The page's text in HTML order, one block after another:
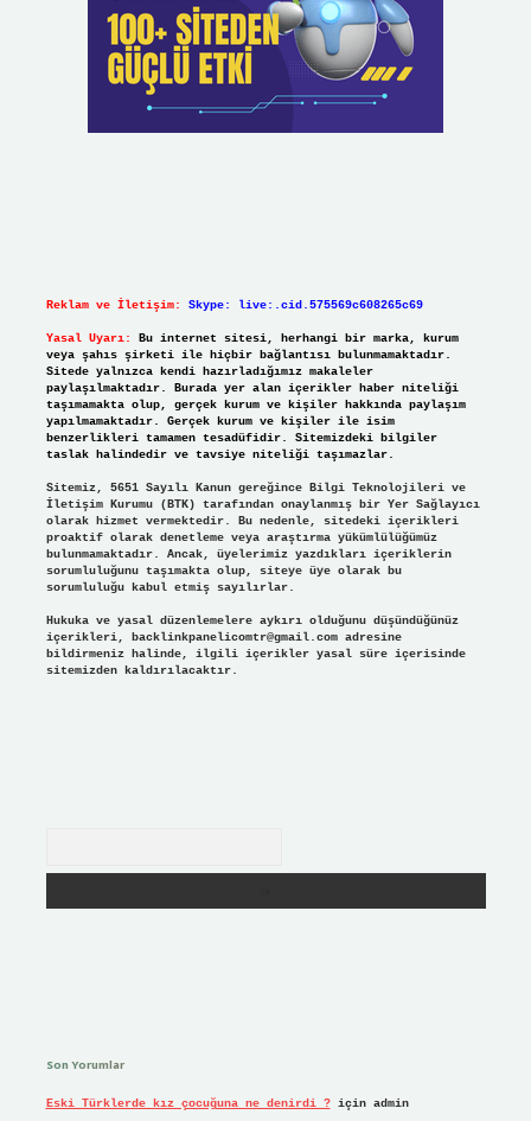
Reklam ve İletişim: Skype: live:.cid.575569c608265c69
Yasal Uyarı:
Bu internet sitesi, herhangi bir marka, kurum
veya şahıs şirketi ile hiçbir bağlantısı bulunmamaktadır.
Sitede yalnızca kendi hazırladığımız makaleler
paylaşılmaktadır. Burada yer alan içerikler haber niteliği
taşımamakta olup, gerçek kurum ve kişiler hakkında paylaşım
yapılmamaktadır. Gerçek kurum ve kişiler ile isim
benzerlikleri tamamen tesadüfidir. Sitemizdeki bilgiler
taslak halindedir ve tavsiye niteliği taşımazlar.
Sitemiz, 5651 Sayılı Kanun gereğince Bilgi Teknolojileri ve
İletişim Kurumu (BTK) tarafından onaylanmış bir Yer Sağlayıcı
olarak hizmet vermektedir. Bu nedenle, sitedeki içerikleri
proaktif olarak denetleme veya araştırma yükümlülüğümüz
bulunmamaktadır. Ancak, üyelerimiz yazdıkları içeriklerin
sorumluluğunu taşımakta olup, siteye üye olarak bu
sorumluluğu kabul etmiş sayılırlar.
Hukuka ve yasal düzenlemelere aykırı olduğunu düşündüğünüz
içerikleri, backlinkpanelicomtr@gmail.comadresine
bildirmeniz halinde, ilgili içerikler yasal süre içerisinde
sitemizden kaldırılacaktır.
Son Yorumlar
Eski Türklerde kız çocuğuna ne denirdi ?için admin